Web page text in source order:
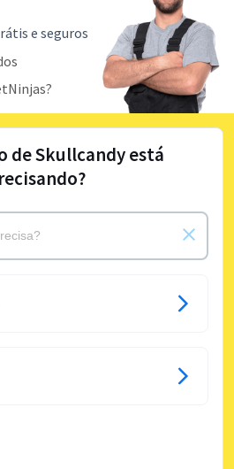
e seguros
de Skullcandy está